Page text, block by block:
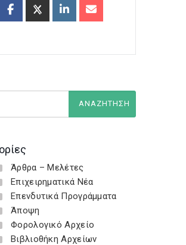
Άρθρα – Μελέτες
Επιχειρηματικά Νέα
Επενδυτικά Προγράμματα
Άποψη
Φορολογικό Αρχείο
Βιβλιοθήκη Αρχείων